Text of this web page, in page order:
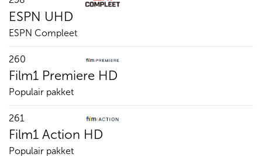
ESPN UHD
ESPN Compleet
260
Film1 Premiere HD
Populair pakket
261
Film1 Action HD
Populair pakket